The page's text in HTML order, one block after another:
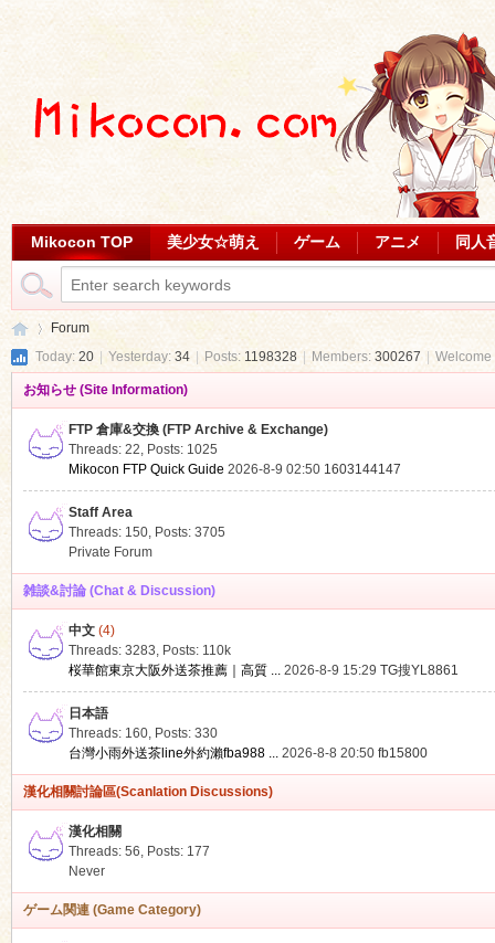
Mikocon TOP 美少女☆萌え ゲーム アニメ 同人
Forum
Today: 20 Yesterday: 34 Posts: 1198328 Members: 300267
お知らせ (Site Information)
FTP 倉庫&交換 (FTP Archive & Exchange)
Threads: 22, Posts: 1025
Mikocon FTP Quick Guide 2026-8-9 02:50 1603144147
Staff Area
Threads: 150, Posts: 3705
Private Forum
雑談&討論 (Chat & Discussion)
中文(4)
Threads: 3283, Posts: 110k
桜華館東京大阪外送茶推薦｜高質 ... 2026-8-9 15:29 TG搜YL8861
日本語
Threads: 160, Posts: 330
台灣小雨外送茶line外約瀨fba988 ... 2026-8-8 20:50 fb15800
漢化相關討論區(Scanlation Discussions)
漢化相關
Threads: 56, Posts: 177
Never
ゲーム関連 (Game Category)